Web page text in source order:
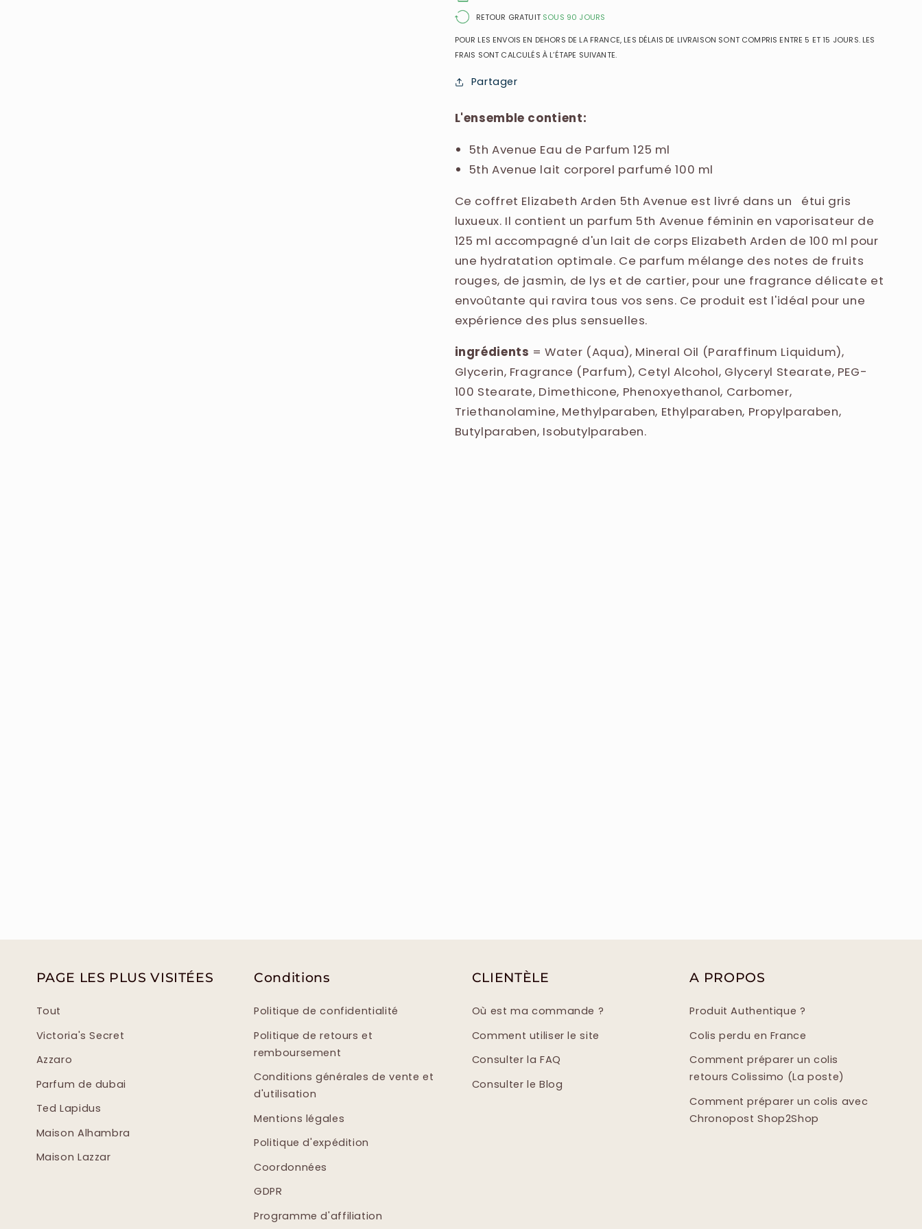
de
100ml
de
100ml
RETOUR GRATUIT SOUS 90 JOURS
POUR LES ENVOIS EN DEHORS DE LA FRANCE, LES DÉLAIS DE LIVRAISON SONT COMPRIS ENTRE 5 ET 15 JOURS. LES
FRAIS SONT CALCULÉS À L’ÉTAPE SUIVANTE.
Partager
L'ensemble contient:
5th Avenue Eau de Parfum 125 ml
5th Avenue lait corporel parfumé 100 ml
Ce coffret Elizabeth Arden 5th Avenue est livré dans un étui gris
luxueux. Il contient un parfum 5th Avenue féminin en vaporisateur de
125 ml accompagné d'un lait de corps Elizabeth Arden de 100 ml pour
une hydratation optimale. Ce parfum mélange des notes de fruits
rouges, de jasmin, de lys et de cartier, pour une fragrance délicate et
envoûtante qui ravira tous vos sens. Ce produit est l'idéal pour une
expérience des plus sensuelles.
ingrédients = Water (Aqua), Mineral Oil (Paraffinum Liquidum),
Glycerin, Fragrance (Parfum), Cetyl Alcohol, Glyceryl Stearate, PEG-
100 Stearate, Dimethicone, Phenoxyethanol, Carbomer,
Triethanolamine, Methylparaben, Ethylparaben, Propylparaben,
Butylparaben, Isobutylparaben.
PAGE LES PLUS VISITÉES
Tout
Victoria's Secret
Azzaro
Parfum de dubai
Ted Lapidus
Maison Alhambra
Maison Lazzar
Conditions
Politique de confidentialité
Politique de retours et
remboursement
Conditions générales de vente et
d'utilisation
Mentions légales
Politique d'expédition
Coordonnées
GDPR
Programme d'affiliation
CLIENTÈLE
Où est ma commande ?
Comment utiliser le site
Consulter la FAQ
Consulter le Blog
A PROPOS
Produit Authentique ?
Colis perdu en France
Comment préparer un colis
retours Colissimo (La poste)
Comment préparer un colis avec
Chronopost Shop2Shop